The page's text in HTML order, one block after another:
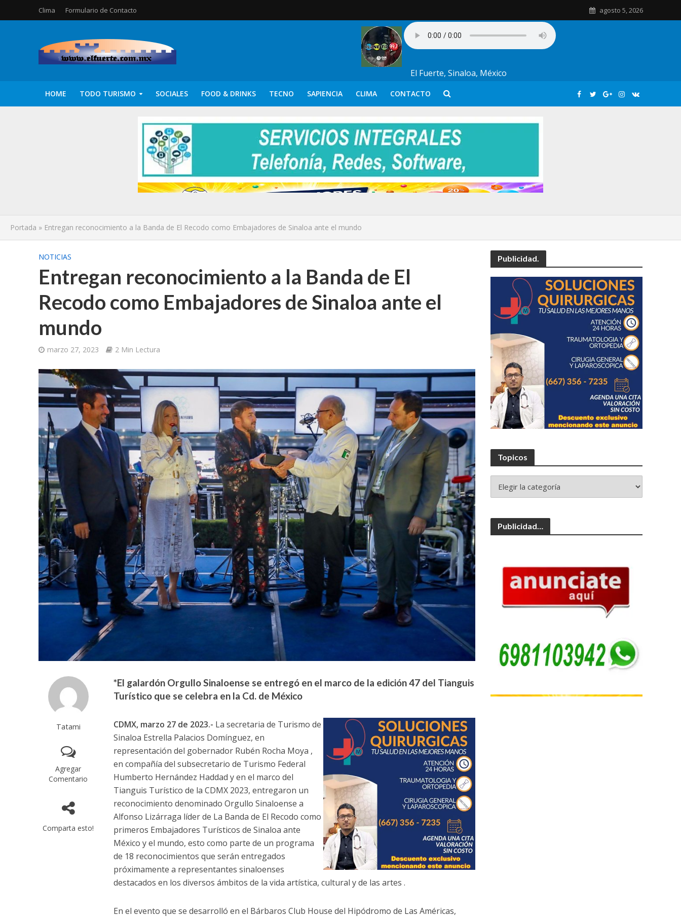
Clima Formulario de Contacto agosto 5, 2026
El Fuerte, Sinaloa, México
HOME TODO TURISMO SOCIALES FOOD & DRINKS TECNO SAPIENCIA CLIMA CONTACTO
Portada » Entregan reconocimiento a la Banda de El Recodo como Embajadores de Sinaloa ante el mundo
NOTICIAS
Entregan reconocimiento a la Banda de El
Recodo como Embajadores de Sinaloa ante el
mundo
marzo 27, 2023 2 Min Lectura
Tatami
Agregar
Comentario
Comparta esto!
*El galardón Orgullo Sinaloense se entregó en el marco de la edición 47 del Tianguis
Turístico que se celebra en la Cd. de México
CDMX, marzo 27 de 2023.- La secretaria de Turismo de
Sinaloa Estrella Palacios Domínguez, en
representación del gobernador Rubén Rocha Moya ,
en compañía del subsecretario de Turismo Federal
Humberto Hernández Haddad y en el marco del
Tianguis Turístico de la CDMX 2023, entregaron un
reconocimiento denominado Orgullo Sinaloense a
Alfonso Lizárraga líder de La Banda de El Recodo como
primeros Embajadores Turísticos de Sinaloa ante
México y el mundo, esto como parte de un programa
de 18 reconocimientos que serán entregados
próximamente a representantes sinaloenses
destacados en los diversos ámbitos de la vida artística, cultural y de las artes .
En el evento que se desarrolló en el Bárbaros Club House del Hipódromo de Las Américas,
Publicidad.
Topicos
Publicidad…